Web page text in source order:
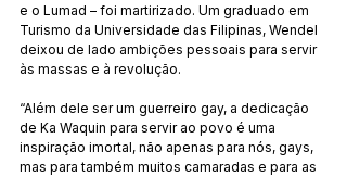
e o Lumad – foi martirizado. Um graduado em
Turismo da Universidade das Filipinas, Wendel
deixou de lado ambições pessoais para servir
às massas e à revolução.
“Além dele ser um guerreiro gay, a dedicação
de Ka Waquin para servir ao povo é uma
inspiração imortal, não apenas para nós, gays,
mas para também muitos camaradas e para as